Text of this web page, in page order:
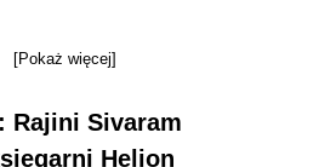
[Pokaż więcej]
Rajini Sivaram
Helion